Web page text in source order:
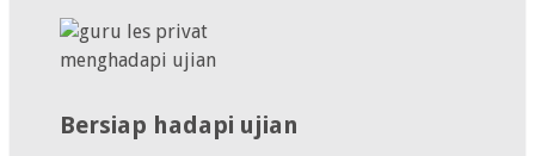
Bersiap hadapi ujian